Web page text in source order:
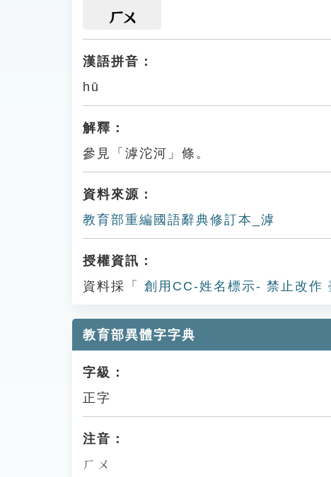
ㄏㄨ
漢語拼音：
hū
解釋：
參見「滹沱河」條。
資料來源：
教育部重編國語辭典修訂本_滹
授權資訊：
資料採「
創用CC-姓名標示- 禁止改作
教育部異體字字典
字級：
正字
注音：
ㄏㄨ